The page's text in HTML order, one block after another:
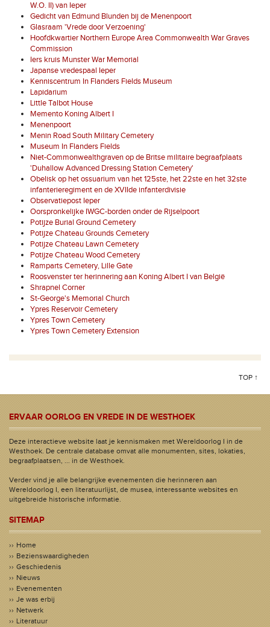
W.O. II) van Ieper
Gedicht van Edmund Blunden bij de Menenpoort
Glasraam 'Vrede door Verzoening'
Hoofdkwartier Northern Europe Area Commonwealth War Graves
Commission
Iers kruis Munster War Memorial
Japanse vredespaal Ieper
Kenniscentrum In Flanders Fields Museum
Lapidarium
Little Talbot House
Memento Koning Albert I
Menenpoort
Menin Road South Military Cemetery
Museum In Flanders Fields
Niet-Commonwealthgraven op de Britse militaire begraafplaats
'Duhallow Advanced Dressing Station Cemetery'
Obelisk op het ossuarium van het 125ste, het 22ste en het 32ste
infanterieregiment en de XVIIde infanterdivisie
Observatiepost Ieper
Oorspronkelijke IWGC-borden onder de Rijselpoort
Potijze Burial Ground Cemetery
Potijze Chateau Grounds Cemetery
Potijze Chateau Lawn Cemetery
Potijze Chateau Wood Cemetery
Ramparts Cemetery, Lille Gate
Roosvenster ter herinnering aan Koning Albert I van België
Shrapnel Corner
St-George's Memorial Church
Ypres Reservoir Cemetery
Ypres Town Cemetery
Ypres Town Cemetery Extension
TOP ↑
ERVAAR OORLOG EN VREDE IN DE WESTHOEK
Deze interactieve website laat je kennismaken met Wereldoorlog I in de
Westhoek. De centrale database omvat alle monumenten, sites, lokaties,
begraafplaatsen, ... in de Westhoek.
Verder vind je alle belangrijke evenementen die herinneren aan
Wereldoorlog I, een literatuurlijst, de musea, interessante websites en
uitgebreide historische informatie.
SITEMAP
Home
Bezienswaardigheden
Geschiedenis
Nieuws
Evenementen
Je was erbij
Netwerk
Literatuur